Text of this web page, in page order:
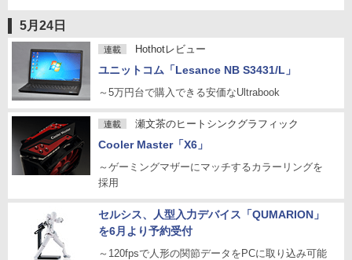
5月24日
連載 Hothotレビュー
ユニットコム「Lesance NB S3431/L」
～5万円台で購入できる安価なUltrabook
連載 瀬文茶のヒートシンクグラフィック
Cooler Master「X6」
～ゲーミングマザーにマッチするカラーリングを
採用
セルシス、人型入力デバイス「QUMARION」
を6月より予約受付
～120fpsで人形の関節データをPCに取り込み可能